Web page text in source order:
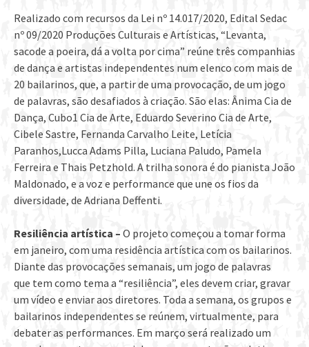
Realizado com recursos da Lei nº 14.017/2020, Edital Sedac
nº 09/2020 Produções Culturais e Artísticas, “Levanta,
sacode a poeira, dá a volta por cima” reúne três companhias
de dança e artistas independentes num elenco com mais de
20 bailarinos, que, a partir de uma provocação, de um jogo
de palavras, são desafiados à criação. São elas: Ânima Cia de
Dança, Cubo1 Cia de Arte, Eduardo Severino Cia de Arte,
Cibele Sastre, Fernanda Carvalho Leite, Letícia
Paranhos,Lucca Adams Pilla, Luciana Paludo, Pamela
Ferreira e Thais Petzhold. A trilha sonora é do pianista João
Maldonado, e a voz e performance que une os fios da
diversidade, de Adriana Deffenti.
Resiliência artística – O projeto começou a tomar forma
em janeiro, com uma residência artística com os bailarinos.
Diante das provocações semanais, um jogo de palavras
que tem como tema a “resiliência”, eles devem criar, gravar
um vídeo e enviar aos diretores. Toda a semana, os grupos e
bailarinos independentes se reúnem, virtualmente, para
debater as performances. Em março será realizado um